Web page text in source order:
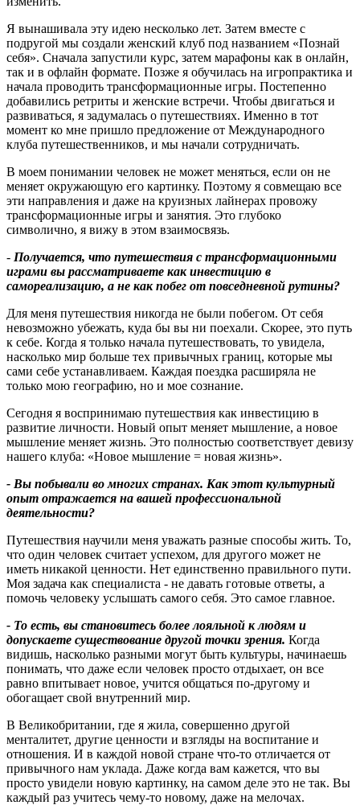
Я вынашивала эту идею несколько лет. Затем вместе с
подругой мы создали женский клуб под названием «Познай
себя». Сначала запустили курс, затем марафоны как в онлайн,
так и в офлайн формате. Позже я обучилась на игропрактика и
начала проводить трансформационные игры. Постепенно
добавились ретриты и женские встречи. Чтобы двигаться и
развиваться, я задумалась о путешествиях. Именно в тот
момент ко мне пришло предложение от Международного
клуба путешественников, и мы начали сотрудничать.
В моем понимании человек не может меняться, если он не
меняет окружающую его картинку. Поэтому я совмещаю все
эти направления и даже на круизных лайнерах провожу
трансформационные игры и занятия. Это глубоко
символично, я вижу в этом взаимосвязь.
- Получается, что путешествия с трансформационными
играми вы рассматриваете как инвестицию в
самореализацию, а не как побег от повседневной рутины?
Для меня путешествия никогда не были побегом. От себя
невозможно убежать, куда бы вы ни поехали. Скорее, это путь
к себе. Когда я только начала путешествовать, то увидела,
насколько мир больше тех привычных границ, которые мы
сами себе устанавливаем. Каждая поездка расширяла не
только мою географию, но и мое сознание.
Сегодня я воспринимаю путешествия как инвестицию в
развитие личности. Новый опыт меняет мышление, а новое
мышление меняет жизнь. Это полностью соответствует девизу
нашего клуба: «Новое мышление = новая жизнь».
- Вы побывали во многих странах. Как этот культурный
опыт отражается на вашей профессиональной
деятельности?
Путешествия научили меня уважать разные способы жить. То,
что один человек считает успехом, для другого может не
иметь никакой ценности. Нет единственно правильного пути.
Моя задача как специалиста - не давать готовые ответы, а
помочь человеку услышать самого себя. Это самое главное.
- То есть, вы становитесь более лояльной к людям и
допускаете существование другой точки зрения. Когда
видишь, насколько разными могут быть культуры, начинаешь
понимать, что даже если человек просто отдыхает, он все
равно впитывает новое, учится общаться по-другому и
обогащает свой внутренний мир.
В Великобритании, где я жила, совершенно другой
менталитет, другие ценности и взгляды на воспитание и
отношения. И в каждой новой стране что-то отличается от
привычного нам уклада. Даже когда вам кажется, что вы
просто увидели новую картинку, на самом деле это не так. Вы
каждый раз учитесь чему-то новому, даже на мелочах.